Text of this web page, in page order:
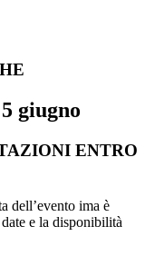
giugno
ENTRO
dell’evento ima è
e la disponibilità